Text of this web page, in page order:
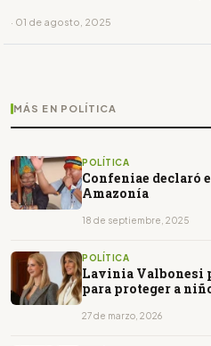
· 01 de agosto, 2025
MÁS EN POLÍTICA
POLÍTICA
Confeniae declaró
Amazonía
18 de septiembre, 2025
POLÍTICA
Lavinia Valbonesi
para proteger a
27 de marzo, 2026